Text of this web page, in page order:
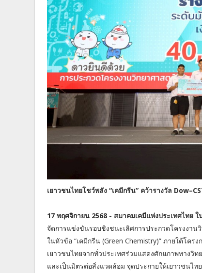
เยาวชนไทยโชว์พลัง “เคมีกรีน” คว้ารางวัล
17 พฤศจิกายน 2568 - สมาคมเคมีแห่งประเทศไทย
จัดการแข่งขันรอบชิงชนะเลิศการประกวดโครงงาน
ในหัวข้อ “เคมีกรีน (Green Chemistry)” ภายใต้โคร
เยาวชนไทยจากทั่วประเทศร่วมแสดงศักยภาพทางวิ
และเป็นมิตรต่อสิ่งแวดล้อม จุดประกายให้เยาวชนไ